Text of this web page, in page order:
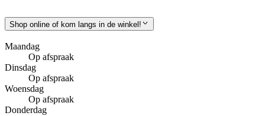
Shop online of kom langs in de winkel!
Maandag
Op afspraak
Dinsdag
Op afspraak
Woensdag
Op afspraak
Donderdag